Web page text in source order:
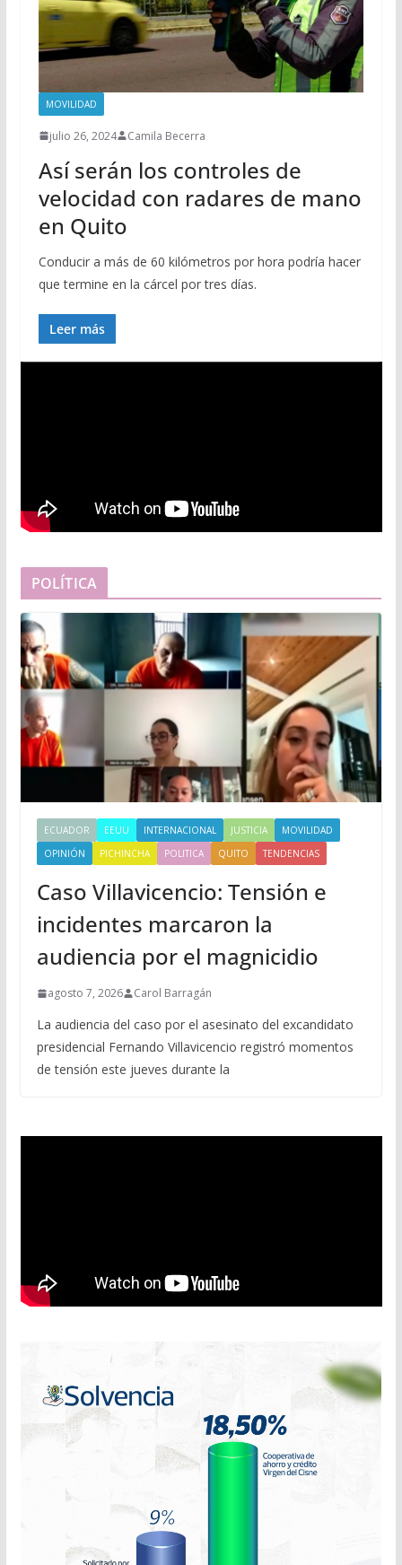
MOVILIDAD
julio 26, 2024 Camila Becerra
Así serán los controles de
velocidad con radares de mano
en Quito
Conducir a más de 60 kilómetros por hora podría hacer
que termine en la cárcel por tres días.
Leer más
POLÍTICA
ECUADOR EEUU INTERNACIONAL JUSTICIA
MOVILIDAD
OPINIÓN
PICHINCHA POLITICA QUITO TENDENCIAS
Caso Villavicencio: Tensión e
incidentes marcaron la
audiencia por el magnicidio
agosto 7, 2026 Carol Barragán
La audiencia del caso por el asesinato del excandidato
presidencial Fernando Villavicencio registró momentos
de tensión este jueves durante la